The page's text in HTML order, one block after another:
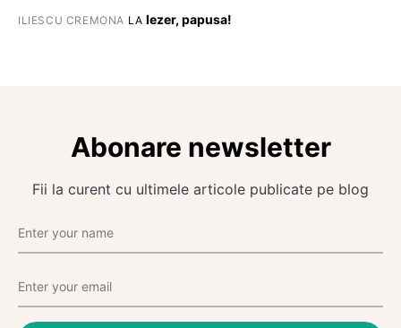
ILIESCU CREMONA LA Iezer, papusa!
Abonare newsletter
Fii la curent cu ultimele articole publicate pe blog